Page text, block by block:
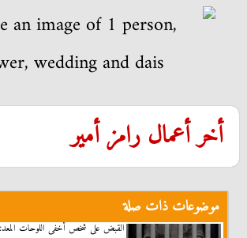
أخر أعمال رامز أمير
موضوعات ذات صلة
القبض على شخص أخفى اللوحات